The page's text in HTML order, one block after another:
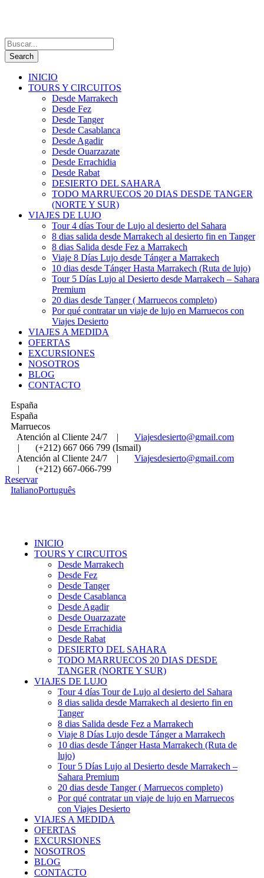
INICIO
TOURS Y CIRCUITOS
Desde Marrakech
Desde Fez
Desde Tanger
Desde Casablanca
Desde Agadir
Desde Ouarzazate
Desde Errachidia
Desde Rabat
DESIERTO DEL SAHARA
TODO MARRUECOS 20 DIAS DESDE TANGER
(NORTE Y SUR)
VIAJES DE LUJO
Tour 4 días Tour de Lujo al desierto del Sahara
8 dias salida desde Marrakech al desierto fin en Tanger
8 dias Salida desde Fez a Marrakech
Viaje 8 Días Lujo desde Tánger a Marrakech
10 dias desde Tánger Hasta Marrakech (Ruta de lujo)
Tour 5 Días Lujo al Desierto desde Marrakech – Sahara
Premium
20 dias desde Tanger ( Marruecos completo)
Por qué contratar un viaje de lujo en Marruecos con
Viajes Desierto
VIAJES A MEDIDA
OFERTAS
EXCURSIONES
NOSOTROS
BLOG
CONTACTO
España
España
Marruecos
Atención al Cliente 24/7
|
Viajesdesierto@gmail.com
|
(+212) 667 066 799 (Ismail)
Atención al Cliente 24/7
|
Viajesdesierto@gmail.com
|
(+212) 667-066-799
Reservar
ItalianoPortuguês
INICIO
TOURS Y CIRCUITOS
Desde Marrakech
Desde Fez
Desde Tanger
Desde Casablanca
Desde Agadir
Desde Ouarzazate
Desde Errachidia
Desde Rabat
DESIERTO DEL SAHARA
TODO MARRUECOS 20 DIAS DESDE
TANGER (NORTE Y SUR)
VIAJES DE LUJO
Tour 4 días Tour de Lujo al desierto del Sahara
8 dias salida desde Marrakech al desierto fin en
Tanger
8 dias Salida desde Fez a Marrakech
Viaje 8 Días Lujo desde Tánger a Marrakech
10 dias desde Tánger Hasta Marrakech (Ruta de
lujo)
Tour 5 Días Lujo al Desierto desde Marrakech –
Sahara Premium
20 dias desde Tanger ( Marruecos completo)
Por qué contratar un viaje de lujo en Marruecos
con Viajes Desierto
VIAJES A MEDIDA
OFERTAS
EXCURSIONES
NOSOTROS
BLOG
CONTACTO